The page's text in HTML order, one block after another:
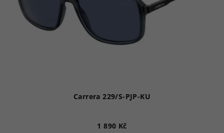
Carrera 229/S-PJP-KU
1 890 Kč